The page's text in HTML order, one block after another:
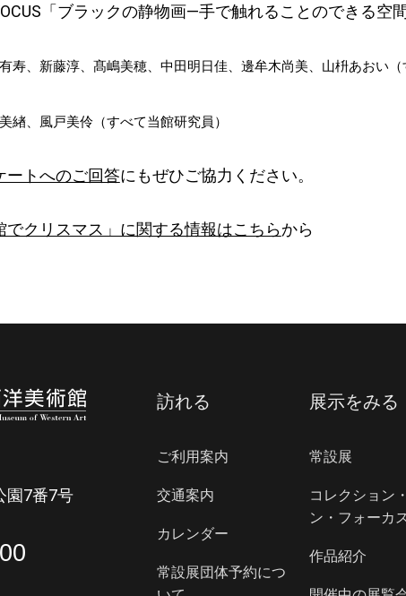
「ブラックの静物画―手で触れることのできる空
寿、新藤淳、髙嶋美穂、中田明日佳、邊牟木尚美、山枡あおい（
緖、風戸美伶（すべて当館研究員）
ートへのご回答にもぜひご協力ください。
でクリスマス」に関する情報はこちらから
園7番7号
訪れる
ご利用案内
交通案内
カレンダー
常設展団体予約につ
展示をみる
常設展
コレクション
ン・フォーカス
作品紹介